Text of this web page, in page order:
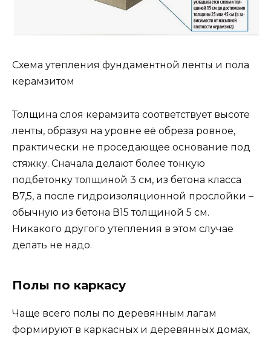
Схема утепления фундаментной ленты и пола
керамзитом
Толщина слоя керамзита соответствует высоте
ленты, образуя на уровне её обреза ровное,
практически не проседающее основание под
стяжку. Сначала делают более тонкую
подбетонку толщиной 3 см, из бетона класса
В7,5, а после гидроизоляционной прослойки –
обычную из бетона В15 толщиной 5 см.
Никакого другого утепления в этом случае
делать не надо.
Полы по каркасу
Чаще всего полы по деревянным лагам
формируют в каркасных и деревянных домах,